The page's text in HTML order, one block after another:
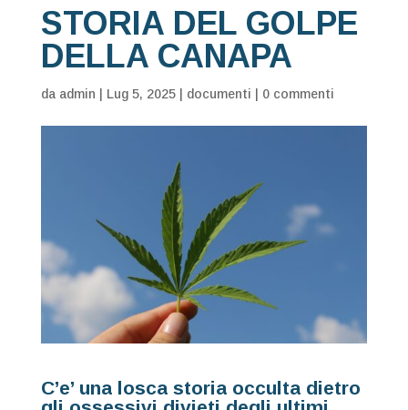
STORIA DEL GOLPE
DELLA CANAPA
da admin Lug 5, 2025| documenti 0 commenti
C’e’ una losca storia occulta dietro